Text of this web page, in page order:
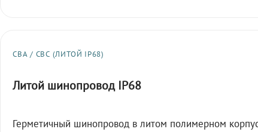
СВА / СВС (ЛИТОЙ IP68)
Литой шинопровод IP68
Герметичный шинопровод в литом полимерном